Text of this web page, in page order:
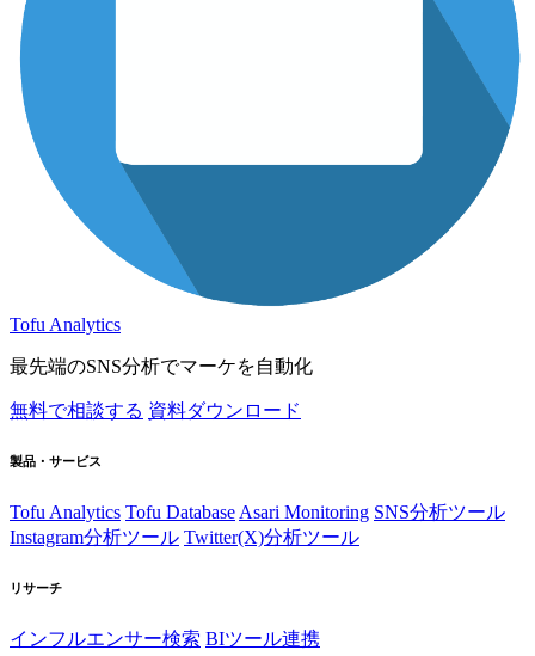
Tofu Analytics
最先端のSNS分析でマーケを自動化
無料で相談する 資料ダウンロード
製品・サービス
Tofu Analytics Tofu Database Asari Monitoring SNS分析ツール
Instagram分析ツール Twitter(X)分析ツール
リサーチ
インフルエンサー検索 BIツール連携